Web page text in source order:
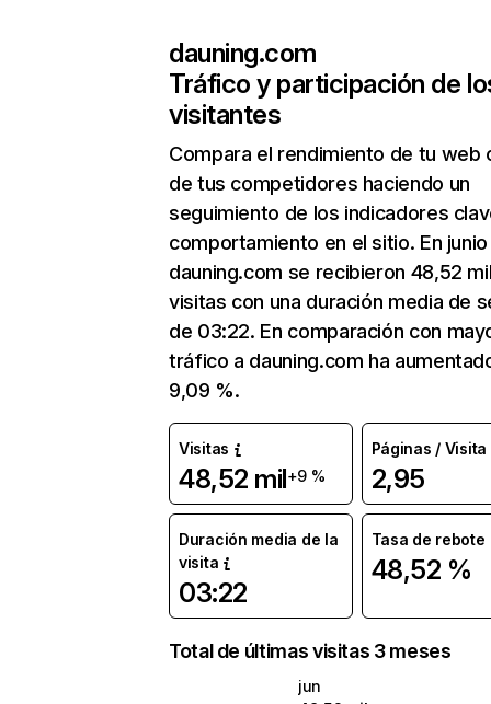
dauning.com
Tráfico y participación de
visitantes
Compara el rendimiento de tu web
de tus competidores haciendo un
seguimiento de los indicadores
comportamiento en el sitio. En junio
dauning.com se recibieron 48,52
visitas con una duración media de
de 03:22. En comparación con
tráfico a dauning.com ha
9,09 %.
Visitas
48,52 mil+9 %
Páginas / Visita
2,95
Duración media de la
visita
03:22
Tasa de rebote
48,52 %
Total de últimas visitas 3 meses
jun